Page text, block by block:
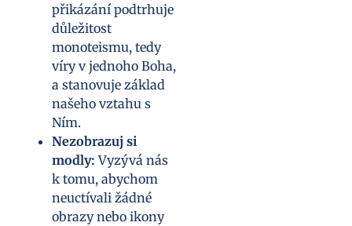
přikázání podtrhuje
důležitost
monoteismu, tedy
víry v jednoho Boha,
a stanovuje základ
našeho vztahu s
Ním.
Nezobrazuj si
modly: Vyzývá nás
k tomu, abychom
neuctívali žádné
obrazy nebo ikony